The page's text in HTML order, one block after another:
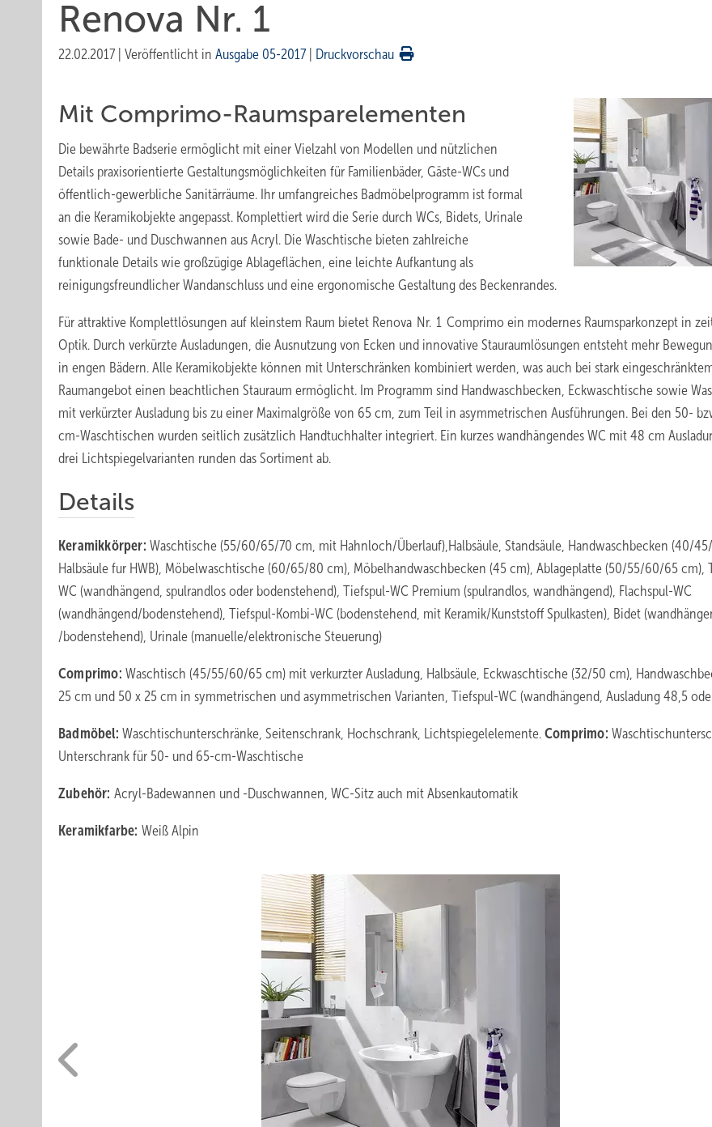
Renova Nr. 1
22.02.2017 Veröffentlicht in Ausgabe 05-2017 Druckvorschau
Mit Comprimo-Raumsparelementen
Die bewährte Badserie ermöglicht mit einer Vielzahl von Modellen und nützlichen
Details praxisorientierte Gestaltungsmöglichkeiten für Familienbäder, Gäste-WCs und
öffentlich-gewerbliche Sanitärräume. Ihr umfangreiches Badmöbelprogramm ist formal
an die Keramikobjekte angepasst. Komplettiert wird die Serie durch WCs, Bidets, Urinale
sowie Bade- und Duschwannen aus Acryl. Die Waschtische bieten zahlreiche
funktionale Details wie großzügige Ablageflächen, eine leichte Aufkantung als
reinigungsfreundlicher Wandanschluss und eine ergonomische Gestaltung des Beckenrandes.
Für attraktive Komplettlösungen auf kleinstem Raum bietet Renova Nr. 1 Comprimo ein modernes Raumsparkonzept in
Optik. Durch verkürzte Ausladungen, die Ausnutzung von Ecken und innovative Stauraumlösungen entsteht mehr
in engen Bädern. Alle Keramikobjekte können mit Unterschränken kombiniert werden, was auch bei stark
Raumangebot einen beachtlichen Stauraum ermöglicht. Im Programm sind Handwaschbecken, Eckwaschtische sowie
mit verkürzter Ausladung bis zu einer Maximalgröße von 65 cm, zum Teil in asymmetrischen Ausführungen. Bei den 50-
cm-Waschtischen wurden seitlich zusätzlich Handtuchhalter integriert. Ein kurzes wandhängendes WC mit 48 cm
drei Lichtspiegelvarianten runden das Sortiment ab.
Details
Keramikkörper: Waschtische (55/60/65/70 cm, mit Hahnloch/Überlauf),Halbsäule, Standsäule, Handwaschbecken (40/
Halbsäule fur HWB), Möbelwaschtische (60/65/80 cm), Möbelhandwaschbecken (45 cm), Ablageplatte (50/55/60/65 cm),
WC (wandhängend, spulrandlos oder bodenstehend), Tiefspul-WC Premium (spulrandlos, wandhängend), Flachspul-WC
(wandhängend/bodenstehend), Tiefspul-Kombi-WC (bodenstehend, mit Keramik/Kunststoff Spulkasten), Bidet
/bodenstehend), Urinale (manuelle/elektronische Steuerung)
Comprimo: Waschtisch (45/55/60/65 cm) mit verkurzter Ausladung, Halbsäule, Eckwaschtische (32/50 cm),
25 cm und 50 x 25 cm in symmetrischen und asymmetrischen Varianten, Tiefspul-WC (wandhängend, Ausladung 48,5
Badmöbel: Waschtischunterschränke, Seitenschrank, Hochschrank, Lichtspiegelelemente. Comprimo:
Unterschrank für 50- und 65-cm-Waschtische
Zubehör: Acryl-Badewannen und -Duschwannen, WC-Sitz auch mit Absenkautomatik
Keramikfarbe: Weiß Alpin